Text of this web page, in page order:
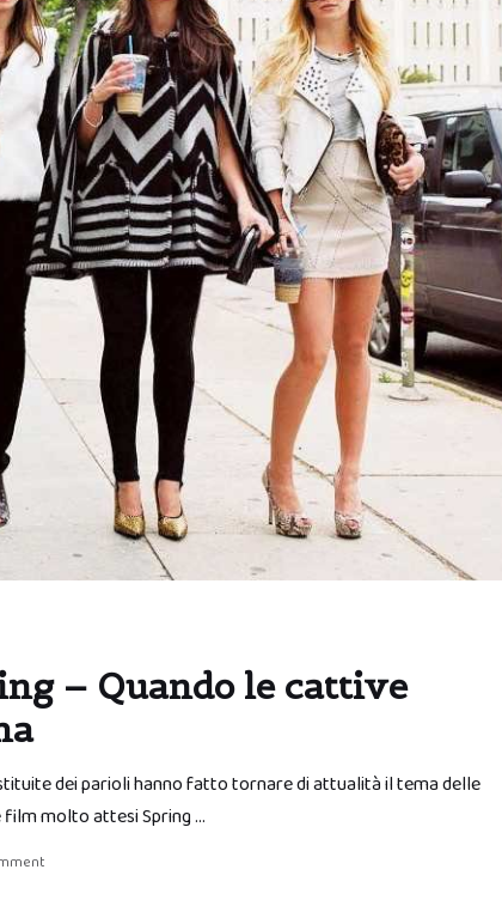
– Quando le cattive
dei parioli hanno fatto tornare di attualità il tema delle
film molto attesi Spring …